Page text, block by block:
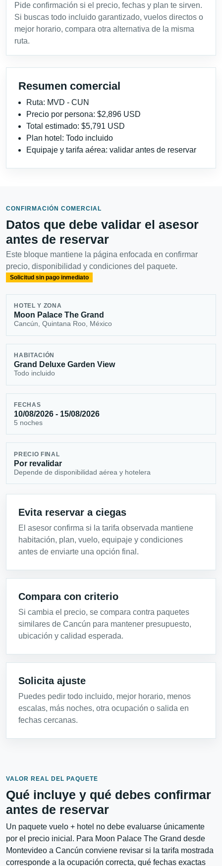
Pide confirmación si el precio, fechas y plan te sirven.
Si buscas todo incluido garantizado, vuelos directos o
mejor horario, compara otra alternativa de la misma
ruta.
Resumen comercial
Ruta: MVD - CUN
Precio por persona: $2,896 USD
Total estimado: $5,791 USD
Plan hotel: Todo incluido
Equipaje y tarifa aérea: validar antes de reservar
CONFIRMACIÓN COMERCIAL
Datos que debe validar el asesor
antes de reservar
Este bloque mantiene la página enfocada en confirmar
precio, disponibilidad y condiciones del paquete.
Solicitud sin pago inmediato
HOTEL Y ZONA
Moon Palace The Grand
Cancún, Quintana Roo, México
HABITACIÓN
Grand Deluxe Garden View
Todo incluido
FECHAS
10/08/2026 - 15/08/2026
5 noches
PRECIO FINAL
Por revalidar
Depende de disponibilidad aérea y hotelera
Evita reservar a ciegas
El asesor confirma si la tarifa observada mantiene
habitación, plan, vuelo, equipaje y condiciones
antes de enviarte una opción final.
Compara con criterio
Si cambia el precio, se compara contra paquetes
similares de Cancún para mantener presupuesto,
ubicación y calidad esperada.
Solicita ajuste
Puedes pedir todo incluido, mejor horario, menos
escalas, más noches, otra ocupación o salida en
fechas cercanas.
VALOR REAL DEL PAQUETE
Qué incluye y qué debes confirmar
antes de reservar
Un paquete vuelo + hotel no debe evaluarse únicamente
por el precio inicial. Para Moon Palace The Grand desde
Montevideo a Cancún conviene revisar si la tarifa mostrada
corresponde a la ocupación correcta, qué fechas exactas